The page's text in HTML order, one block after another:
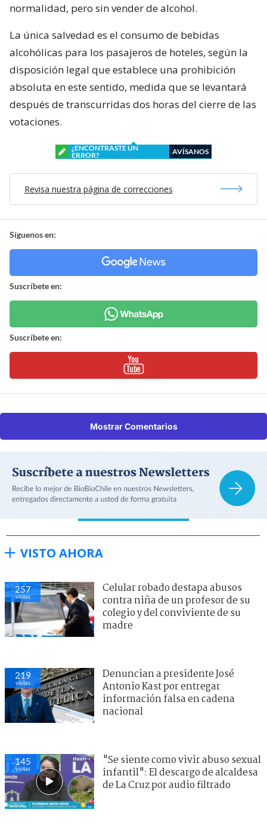
normalidad, pero sin vender de alcohol.
La única salvedad es el consumo de bebidas
alcohólicas para los pasajeros de hoteles, según la
disposición legal que establece una prohibición
absoluta en este sentido, medida que se levantará
después de transcurridas dos horas del cierre de las
votaciones.
¿ENCONTRASTE UN
ERROR?
AVÍSANOS
Revisa nuestra página de correcciones
Síguenos en:
Suscríbete en:
Suscríbete en:
Mostrar Comentarios
VISTO AHORA
257
visitas
Celular robado destapa abusos
contra niña de un profesor de su
colegio y del conviviente de su
madre
219
visitas
Denuncian a presidente José
Antonio Kast por entregar
información falsa en cadena
nacional
145
visitas
"Se siente como vivir abuso sexual
infantil": El descargo de alcaldesa
de La Cruz por audio filtrado